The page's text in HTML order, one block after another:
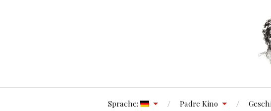
Sprache: Padre Kino